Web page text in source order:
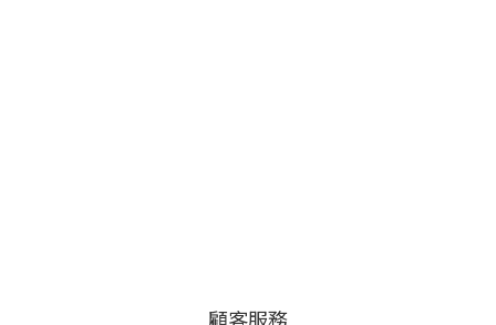
顧客服務